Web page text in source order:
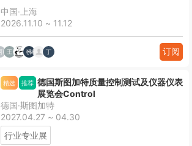
中国·上海
2026.11.10 ~ 11.12
订阅
精选 推荐 德国斯图加特质量控制测试及仪器仪表
展览会Control
德国·斯图加特
2027.04.27 ~ 04.30
行业专业展